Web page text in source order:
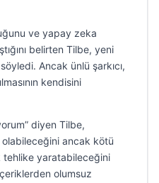
ve yapay zeka
belirten Tilbe, yeni
Ancak ünlü şarkıcı,
kendisini
diyen Tilbe,
ancak kötü
tehlike yaratabileceğini
olumsuz